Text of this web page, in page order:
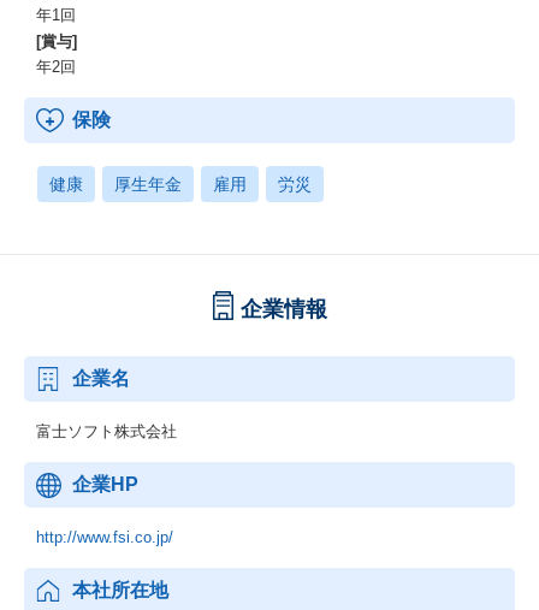
年1回
[賞与]
年2回
保険
健康 厚生年金 雇用 労災
企業情報
企業名
富士ソフト株式会社
企業HP
http://www.fsi.co.jp/
本社所在地